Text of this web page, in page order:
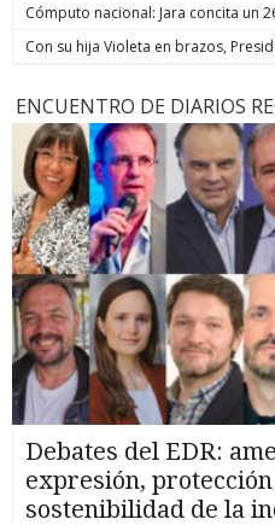
Cómputo nacional: Jara concita un
Con su hija Violeta en brazos,
ENCUENTRO DE DIARIOS
Debates del EDR:
expresión,
sostenibilidad de la